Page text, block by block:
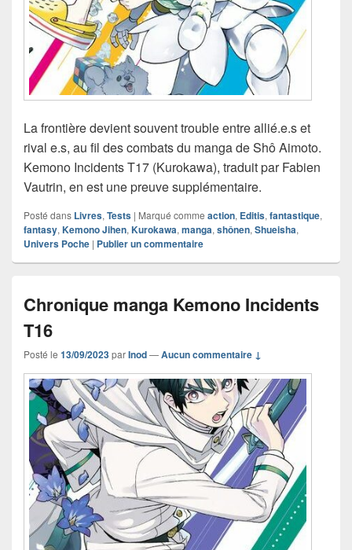
La frontière devient souvent trouble entre allié.e.s et
rival e.s, au fil des combats du manga de Shô Aimoto.
Kemono Incidents T17 (Kurokawa), traduit par Fabien
Vautrin, en est une preuve supplémentaire.
Posté dans Livres, Tests | Marqué comme action, Editis, fantastique,
fantasy, Kemono Jihen, Kurokawa, manga, shônen, Shueisha,
Univers Poche | Publier un commentaire
Chronique manga Kemono Incidents
T16
Posté le 13/09/2023parInod—Aucun commentaire ↓